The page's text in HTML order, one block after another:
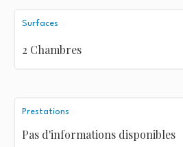
Surfaces
2 Chambres
Prestations
Pas d'informations disponibles